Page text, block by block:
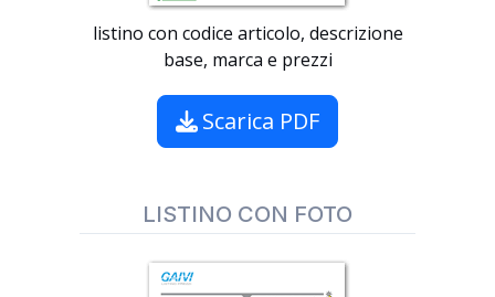
listino con codice articolo, descrizione
base, marca e prezzi
Scarica PDF
LISTINO CON FOTO